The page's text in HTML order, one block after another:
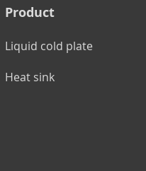
Product
Liquid cold plate
Heat sink